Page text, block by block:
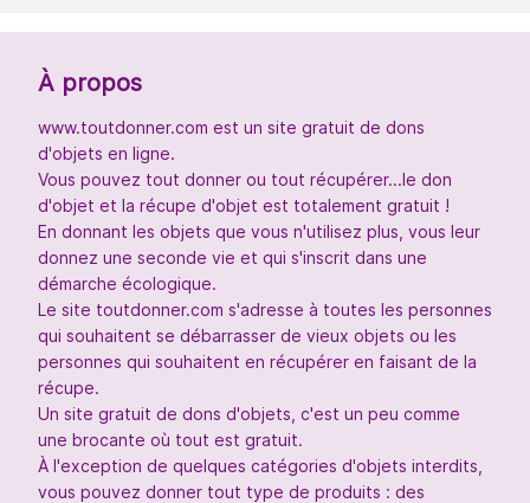
À propos
www.toutdonner.com est un site gratuit de dons
d'objets en ligne.
Vous pouvez tout donner ou tout récupérer...le don
d'objet et la récupe d'objet est totalement gratuit !
En donnant les objets que vous n'utilisez plus, vous leur
donnez une seconde vie et qui s'inscrit dans une
démarche écologique.
Le site toutdonner.com s'adresse à toutes les personnes
qui souhaitent se débarrasser de vieux objets ou les
personnes qui souhaitent en récupérer en faisant de la
récupe.
Un site gratuit de dons d'objets, c'est un peu comme
une brocante où tout est gratuit.
À l'exception de quelques catégories d'objets interdits,
vous pouvez donner tout type de produits : des